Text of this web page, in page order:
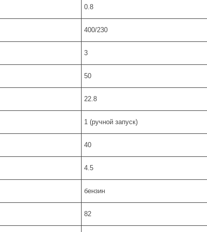
0.8
400/230
3
50
22.8
1 (ручной запуск)
40
4.5
бензин
82